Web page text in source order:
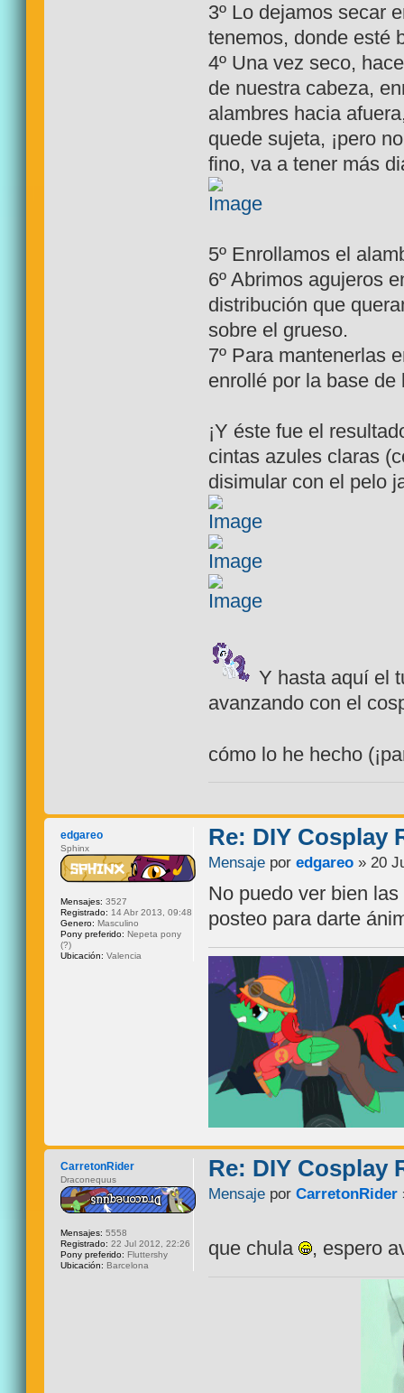
3º Lo dejamos secar
tenemos, donde esté
4º Una vez seco,
de nuestra cabeza,
alambres hacia
quede sujeta, ¡pero
fino, va a tener más
5º Enrollamos el
6º Abrimos agujeros
distribución que
sobre el grueso.
7º Para mantenerlas
enrollé por la base de
¡Y éste fue el
cintas azules claras
disimular con el pelo
Y hasta aquí el
avanzando con el
cómo lo he hecho
Re: DIY Cosplay
Mensaje poredgareo » 20
No puedo ver bien
posteo para darte
edgareo
Sphinx
Mensajes: 3527
Registrado: 14 Abr 2013, 09:48
Genero: Masculino
Pony preferido: Nepeta pony
(?)
Ubicación: Valencia
Re: DIY Cosplay
Mensaje porCarretonRider
que chula , espero
CarretonRider
Draconequus
Mensajes: 5558
Registrado: 22 Jul 2012, 22:26
Pony preferido: Fluttershy
Ubicación: Barcelona